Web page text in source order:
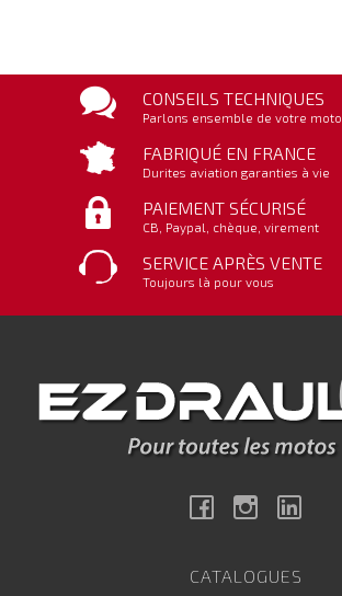
CONSEILS TECHNIQUES
Parlons ensemble de votre moto
FABRIQUÉ EN FRANCE
Durites aviation garanties à vie
PAIEMENT SÉCURISÉ
CB, Paypal, chèque, virement
SERVICE APRÈS VENTE
Toujours là pour vous
FacebookInstagram
CATALOGUES